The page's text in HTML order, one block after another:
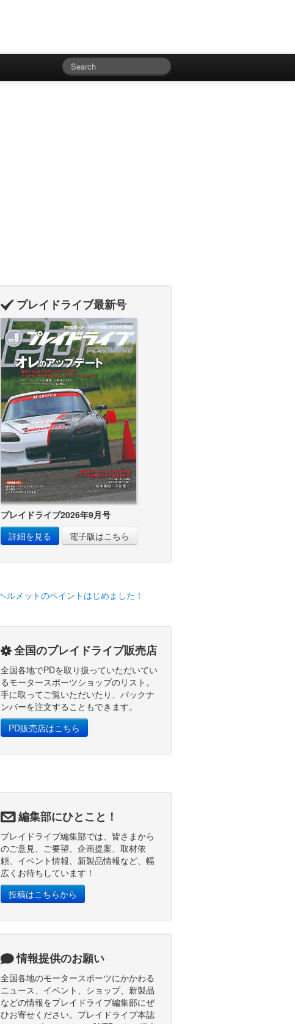
.プレイドライブ最新号
プレイドライブ2026年9月号
詳細を見る
電子版はこちら
S全国のプレイドライブ販売店
全国各地でPDを取り扱っていただいてい
るモータースポーツショップのリスト。
手に取ってご覧いただいたり、バックナ
ンバーを注文することもできます。
PD販売店はこちら
@編集部にひとこと！
プレイドライブ編集部では、皆さまから
のご意見、ご要望、企画提案、取材依
頼、イベント情報、新製品情報など、幅
広くお待ちしています！
投稿はこちらから
d情報提供のお願い
全国各地のモータースポーツにかかわる
ニュース、イベント、ショップ、新製品
などの情報をプレイドライブ編集部にぜ
ひお寄せください。プレイドライブ本誌